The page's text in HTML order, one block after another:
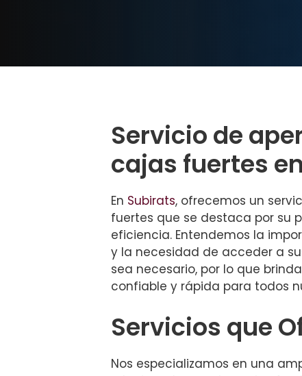
Servicio de
cajas fuertes
En Subirats, ofrecemos un
fuertes que se destaca por su
eficiencia. Entendemos la
y la necesidad de acceder a
sea necesario, por lo que
confiable y rápida para todos
Servicios que
Nos especializamos en una